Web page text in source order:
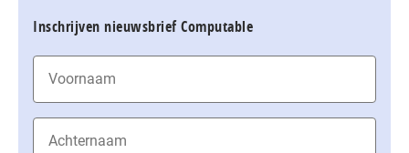
Inschrijven nieuwsbrief Computable